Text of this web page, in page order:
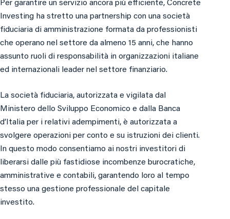
Per garantire un servizio ancora più efficiente, Concrete
Investing ha stretto una partnership con una società
fiduciaria di amministrazione formata da professionisti
che operano nel settore da almeno 15 anni, che hanno
assunto ruoli di responsabilità in organizzazioni italiane
ed internazionali leader nel settore finanziario.
La società fiduciaria, autorizzata e vigilata dal
Ministero dello Sviluppo Economico e dalla Banca
d’Italia per i relativi adempimenti, è autorizzata a
svolgere operazioni per conto e su istruzioni dei clienti.
In questo modo consentiamo ai nostri investitori di
liberarsi dalle più fastidiose incombenze burocratiche,
amministrative e contabili, garantendo loro al tempo
stesso una gestione professionale del capitale
investito.